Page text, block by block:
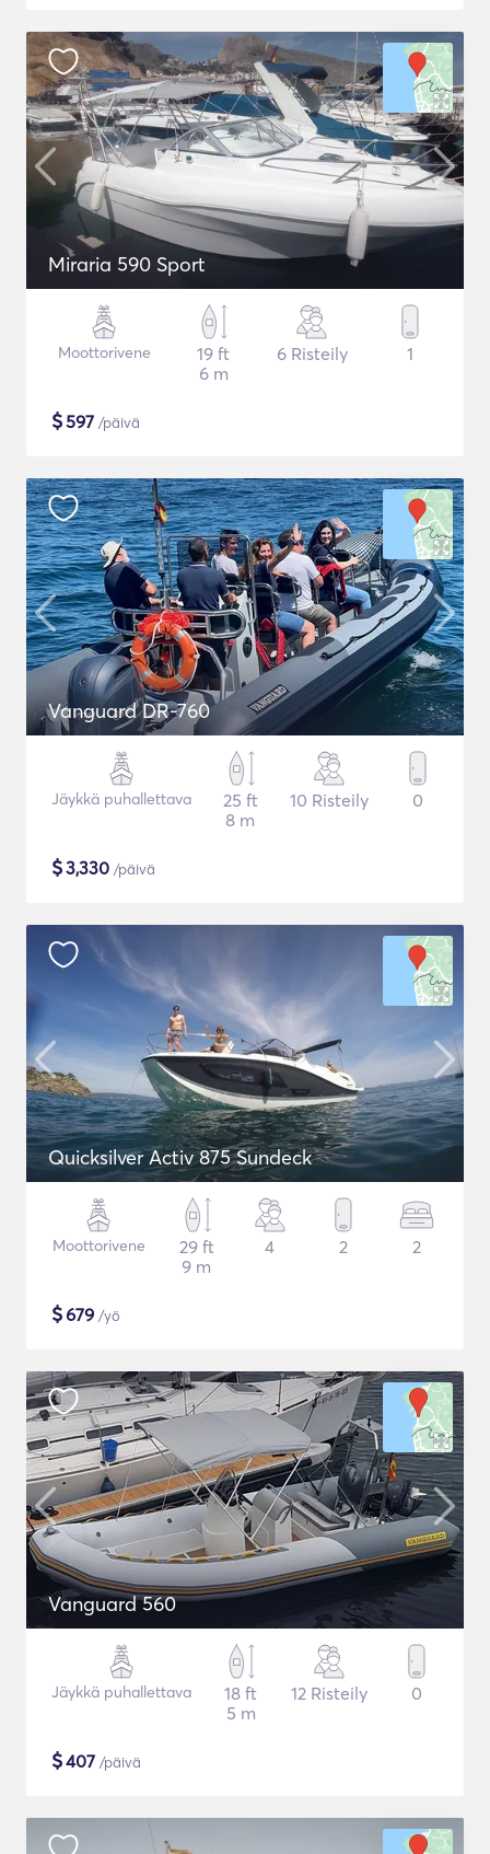
Miraria 590 Sport
Moottorivene
19 ft
6 m
6 Risteily 1
$597 /päivä
Vanguard DR-760
Jäykkä puhallettava
25 ft
8 m
10 Risteily 0
$3,330 /päivä
Quicksilver Activ 875 Sundeck
Moottorivene
29 ft
9 m
4 2 2
$679 /yö
Vanguard 560
Jäykkä puhallettava
18 ft
5 m
12 Risteily 0
$407 /päivä